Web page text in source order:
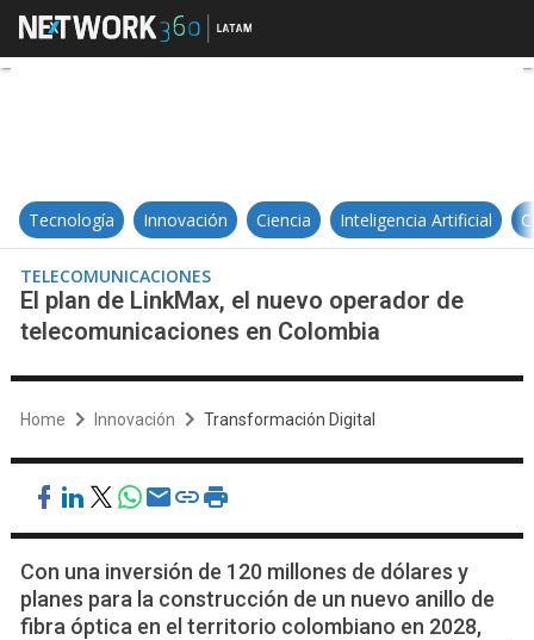
El plan de LinkMax, el nuevo
Tecnología Innovación Ciencia Inteligencia Artificial
TELECOMUNICACIONES
El plan de LinkMax, el nuevo operador de
telecomunicaciones en Colombia
Home Innovación Transformación Digital
Con una inversión de 120 millones de dólares y
planes para la construcción de un nuevo anillo de
fibra óptica en el territorio colombiano en 2028,